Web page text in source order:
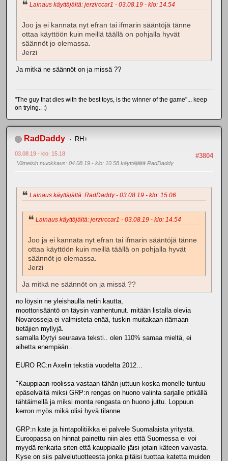
Lainaus käyttäjältä: jerzirccar1 - 03.08.19 - klo: 14.54
Joo ja ei kannata nyt efran tai ifmarin sääntöjä tänne
ottaa käyttöön kuin meillä täällä on pohjalla hyvät
säännöt jo olemassa.
Jerzi
Ja mitkä ne säännöt on ja missä ??
"The guy that dies with the best toys, is the winner of the game"... keep
on trying.. :)
RadDaddy RH+
#3804
03.08.19 - klo: 15.18
Viimeisin muokkaus: 04.08.19 - klo: 10.58 käyttäjältä RadDaddy
Lainaus käyttäjältä: RadDaddy - 03.08.19 - klo: 15.06
Lainaus käyttäjältä: jerzirccar1 - 03.08.19 - klo: 14.54
Joo ja ei kannata nyt efran tai ifmarin sääntöjä tänne
ottaa käyttöön kuin meillä täällä on pohjalla hyvät
säännöt jo olemassa.
Jerzi
Ja mitkä ne säännöt on ja missä ??
no löysin ne yleishaulla netin kautta,
moottorisääntö on täysin vanhentunut. mitään listalla olevia
Novarosseja ei valmisteta enää, tuskin muitakaan itämaan
tietäjien myllyjä.
samalla löytyi seuraava teksti.. olen 110% samaa mieltä, ei
aihetta enempään..
EURO RC:n Axelin tekstiä vuodelta 2012...
"Kauppiaan roolissa vastaan tähän juttuun koska monelle tuntuu
epäselvältä miksi GRP:n rengas on huono valinta sarjalle pitkällä
tähtäimellä ja miksi monta rengasta on huono juttu. Loppuun
kerron myös mikä olisi hyvä tilanne.
GRP:n kate ja hintapolitiikka ei palvele Suomalaista yritystä.
Euroopassa on hinnat painettu niin ales että Suomessa ei voi
myydä renkaita siten että kauppiaalle jäisi jotain käteen vaivasta.
Kyse on siis palvelutuotteesta jonka pitäisi tuottaa katetta muiden